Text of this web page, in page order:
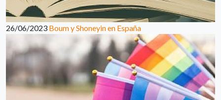
26/06/2023 Boum y Shoneyin en España